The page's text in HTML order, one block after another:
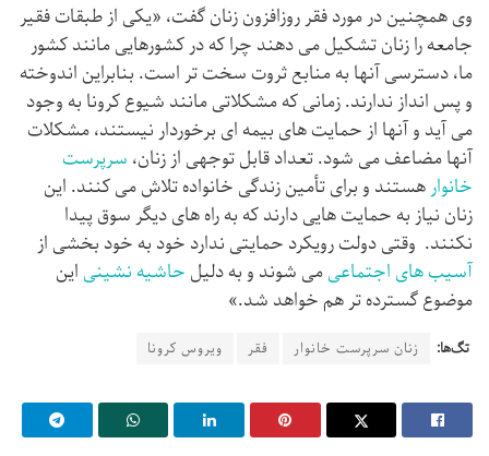
وی همچنین در مورد فقر روزافزون زنان گفت، «یکی از طبقات فقیر
جامعه را زنان تشکیل می دهند چرا که در کشورهایی مانند کشور
ما، دسترسی آنها به منابع ثروت سخت تر است. بنابراین اندوخته
و پس انداز ندارند. زمانی که مشکلاتی مانند شیوع کرونا به وجود
می آید و آنها از حمایت های بیمه ای برخوردار نیستند، مشکلات
آنها مضاعف می شود. تعداد قابل توجهی از زنان، سرپرست
خانوار هستند و برای تأمین زندگی خانواده تلاش می کنند. این
زنان نیاز به حمایت هایی دارند که به راه های دیگر سوق پیدا
نکنند. وقتی دولت رویکرد حمایتی ندارد خود به خود بخشی از
آسیب های اجتماعیمی شوند و به دلیل حاشیه نشینی این
موضوع گسترده تر هم خواهد شد.»
تگ‌ها: زنان سرپرست خانوار فقر ویروس کرونا